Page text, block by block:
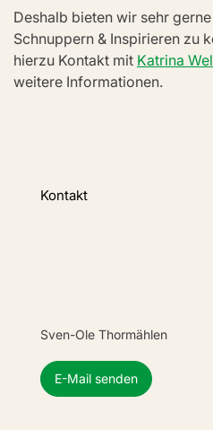
Deshalb bieten wir sehr
Schnuppern & Inspirieren zu
hierzu Kontakt mit Katrina
weitere Informationen.
Kontakt
Sven-Ole Thormählen
E-Mail senden